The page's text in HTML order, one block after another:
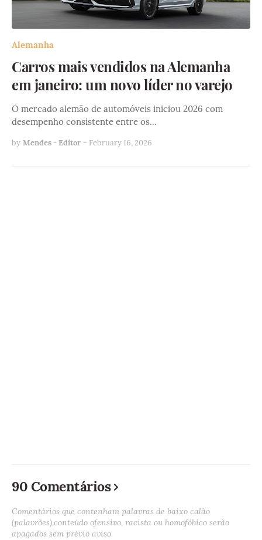
Alemanha
Carros mais vendidos na Alemanha
em janeiro: um novo líder no varejo
O mercado alemão de automóveis iniciou 2026 com
desempenho consistente entre os…
by Mendes - Editor - February 16, 2026
90 Comentários
Comentários que contenham palavras de baixo calão
(palavrões),conteúdo ofensivo, racista ou homofóbico serão
apagados sem prévio aviso.